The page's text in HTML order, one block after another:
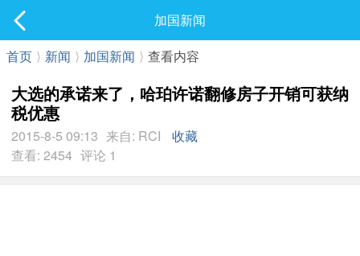
最新发表
加国新闻
首页 ⟩ 新闻 ⟩ 加国新闻 ⟩ 查看内容
大选的承诺来了，哈珀许诺翻修房子开销可获纳
税优惠
2015-8-5 09:13 来自: RCI
收藏
查看: 2454 评论 1